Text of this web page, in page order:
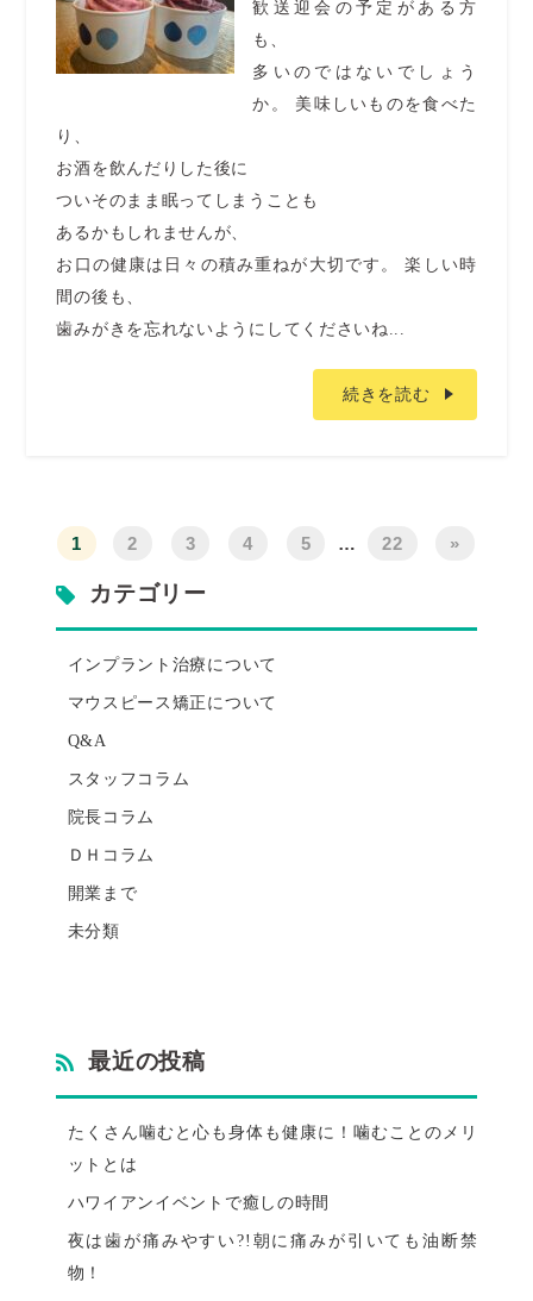
歓送迎会の予定がある方
も、
多いのではないでしょう
か。 美味しいものを食べた
り、
お酒を飲んだりした後に
ついそのまま眠ってしまうことも
あるかもしれませんが、
お口の健康は日々の積み重ねが大切です。 楽しい時
間の後も、
歯みがきを忘れないようにしてくださいね...
続きを読む
1 2 3 4 5 … 22 »
カテゴリー
インプラント治療について
マウスピース矯正について
Q&A
スタッフコラム
院長コラム
ＤＨコラム
開業まで
未分類
最近の投稿
たくさん噛むと心も身体も健康に！噛むことのメリ
ットとは
ハワイアンイベントで癒しの時間
夜は歯が痛みやすい?!朝に痛みが引いても油断禁
物！